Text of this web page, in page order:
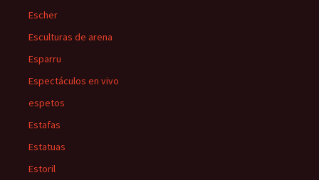
Escher
Esculturas de arena
Esparru
Espectáculos en vivo
espetos
Estafas
Estatuas
Estoril